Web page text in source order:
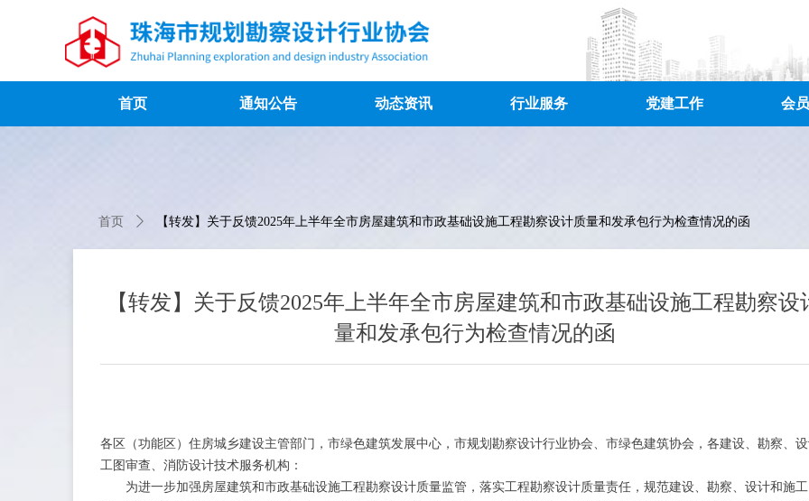
首页 通知公告 动态资讯 行业服务 党建工作 会
各区（功能区）住房城乡建设主管部门，市绿色建筑发展中心，市规划勘察设计行业协会、市绿色建筑协会，各建设、勘察、
工图审查、消防设计技术服务机构：
为进一步加强房屋建筑和市政基础设施工程勘察设计质量监管，落实工程勘察设计质量责任，规范建设、勘察、设计和施
【转发】关于反馈2025年上半年全市房屋建筑和市政基础设施工程勘察设
量和发承包行为检查情况的函
首页 ꄲ 【转发】关于反馈2025年上半年全市房屋建筑和市政基础设施工程勘察设计质量和发承包行为检查情况的函